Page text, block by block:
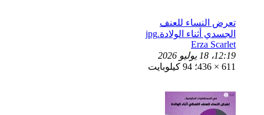
تعرض النساء للعنف
الجسدي أثناء الولادة.jpg
Erza Scarlet
12:19، 18 يوليو 2026
611 × 436؛ 94 كيلوبايت